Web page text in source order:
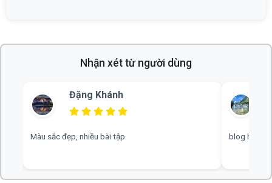
Nhận xét từ người dùng
Đặng Khánh
Màu sắc đẹp, nhiều bài tập blog hay,